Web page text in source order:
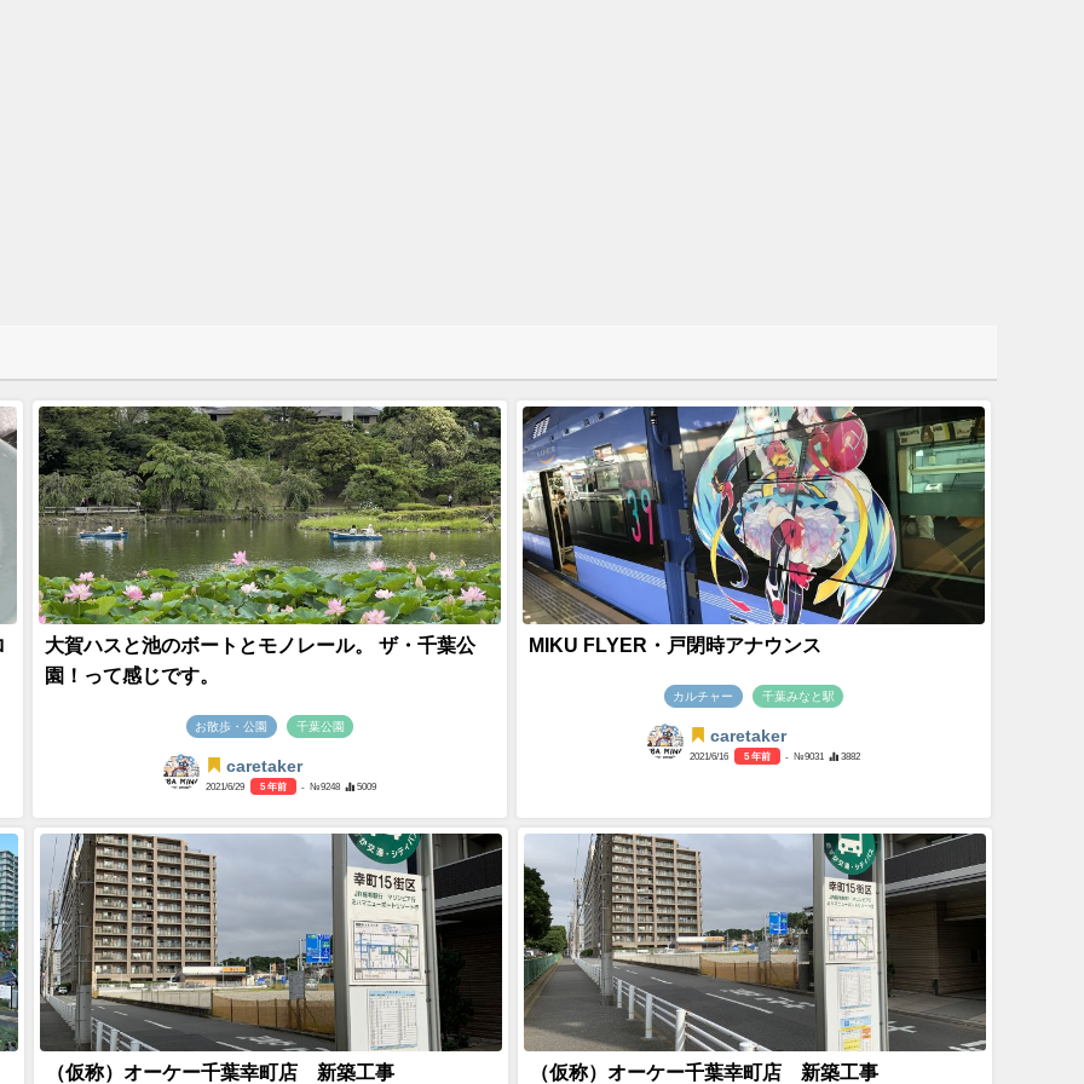
大賀ハスと池のボートとモノレール。 ザ・千葉公
園！って感じです。
お散歩・公園 千葉公園
caretaker
2021/6/29 5 年前 - №9248 5009
MIKU FLYER・戸閉時アナウンス
カルチャー 千葉みなと駅
caretaker
2021/6/16 5 年前 - №9031 3882
（仮称）オーケー千葉幸町店 新築工事 （仮称）オーケー千葉幸町店 新築工事